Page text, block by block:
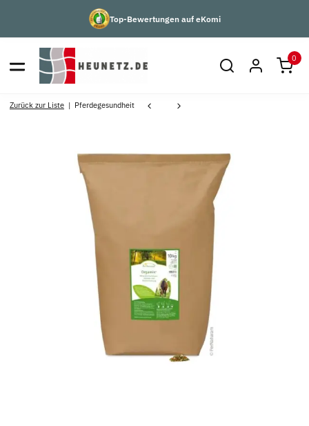
Top-Bewertungen auf eKomi
0
Zurück zur Liste Pferdegesundheit